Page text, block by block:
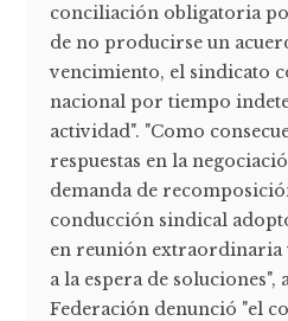
conciliación obligatoria
de no producirse un
vencimiento, el sindicato
nacional por tiempo
actividad". "Como
respuestas en la
demanda de
conducción sindical
en reunión extraordinaria
a la espera de
Federación denunció "el